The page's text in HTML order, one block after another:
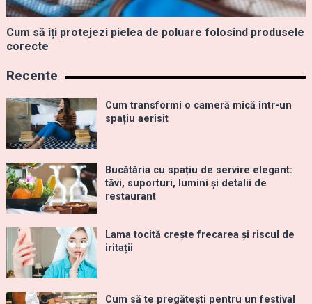
Cum să îți protejezi pielea de poluare folosind produsele
corecte
Recente
Cum transformi o cameră mică într-un
spațiu aerisit
Bucătăria cu spațiu de servire elegant:
tăvi, suporturi, lumini și detalii de
restaurant
Lama tocită crește frecarea și riscul de
iritații
Cum să te pregătești pentru un festival